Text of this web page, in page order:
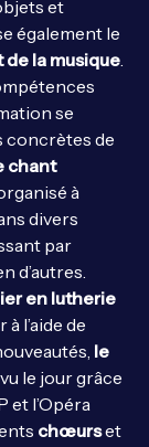
et
également le
la musique.
se
concrètes de
chant
à
divers
par
d’autres.
en lutherie
l’aide de
le
le jour grâce
et l’Opéra
chœurset